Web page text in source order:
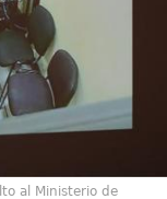
al Ministerio de